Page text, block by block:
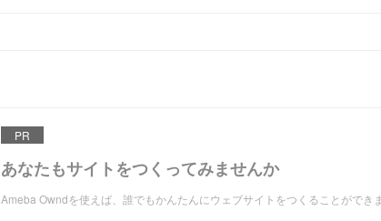
PR
あなたもサイトをつくってみませんか
Ameba Owndを使えば、誰でもかんたんにウェブサイトをつくることができ